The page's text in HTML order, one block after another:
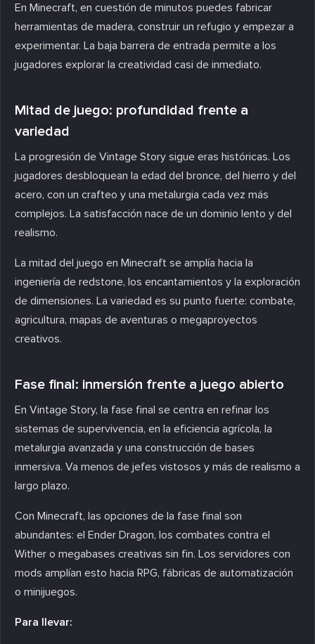
En Minecraft, en cuestión de minutos puedes fabricar
herramientas de madera, construir un refugio y empezar a
experimentar. La baja barrera de entrada permite a los
jugadores explorar la creatividad casi de inmediato.
Mitad de juego: profundidad frente a
variedad
La progresión de Vintage Story sigue eras históricas. Los
jugadores desbloquean la edad del bronce, del hierro y del
acero, con un crafteo y una metalurgia cada vez más
complejos. La satisfacción nace de un dominio lento y del
realismo.
La mitad del juego en Minecraft se amplía hacia la
ingeniería de redstone, los encantamientos y la exploración
de dimensiones. La variedad es su punto fuerte: combate,
agricultura, mapas de aventuras o megaproyectos
creativos.
Fase final: inmersión frente a juego abierto
En Vintage Story, la fase final se centra en refinar los
sistemas de supervivencia, en la eficiencia agrícola, la
metalurgia avanzada y una construcción de bases
inmersiva. Va menos de jefes vistosos y más de realismo a
largo plazo.
Con Minecraft, las opciones de la fase final son
abundantes: el Ender Dragon, los combates contra el
Wither o megabases creativas sin fin. Los servidores con
mods amplían esto hacia RPG, fábricas de automatización
o minijuegos.
Para llevar: